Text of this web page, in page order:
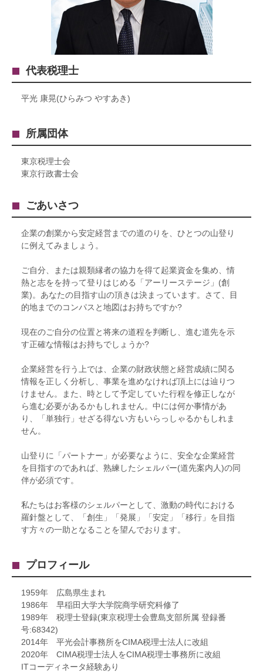
代表税理士
平光 康晃(ひらみつ やすあき)
所属団体
東京税理士会
東京行政書士会
ごあいさつ
企業の創業から安定経営までの道のりを、ひとつの山登り
に例えてみましょう。
ご自分、または親類縁者の協力を得て起業資金を集め、情
熱と志をを持って登りはじめる「アーリーステージ」(創
業)。あなたの目指す山の頂きは決まっています。さて、目
的地までのコンパスと地図はお持ちですか?
現在のご自分の位置と将来の道程を判断し、進む道先を示
す正確な情報はお持ちでしょうか?
企業経営を行う上では、企業の財政状態と経営成績に関る
情報を正しく分析し、事業を進めなければ頂上には辿りつ
けません。また、時として予定していた行程を修正しなが
ら進む必要があるかもしれません。中には何か事情があ
り、「単独行」せざる得ない方もいらっしゃるかもしれま
せん。
山登りに「パートナー」が必要なように、安全な企業経営
を目指すのであれば、熟練したシェルパー(道先案内人)の同
伴が必須です。
私たちはお客様のシェルパーとして、激動の時代における
羅針盤として、「創生」「発展」「安定」「移行」を目指
す方々の一助となることを望んでおります。
プロフィール
1959年 広島県生まれ
1986年 早稲田大学大学院商学研究科修了
1989年 税理士登録(東京税理士会豊島支部所属 登録番
号:68342)
2014年 平光会計事務所をCIMA税理士法人に改組
2020年 CIMA税理士法人をCIMA税理士事務所に改組
ITコーディネータ経験あり